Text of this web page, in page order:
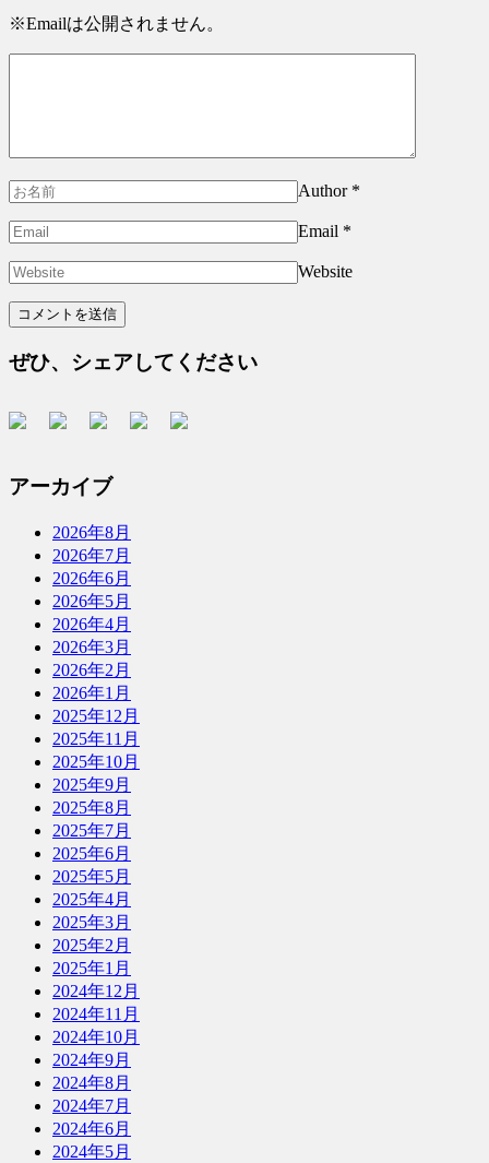
※Emailは公開されません。
Author *
Email *
Website
ぜひ、シェアしてください
アーカイブ
2026年8月
2026年7月
2026年6月
2026年5月
2026年4月
2026年3月
2026年2月
2026年1月
2025年12月
2025年11月
2025年10月
2025年9月
2025年8月
2025年7月
2025年6月
2025年5月
2025年4月
2025年3月
2025年2月
2025年1月
2024年12月
2024年11月
2024年10月
2024年9月
2024年8月
2024年7月
2024年6月
2024年5月